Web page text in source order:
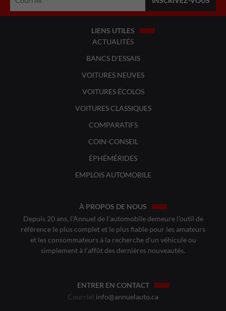
LIENS UTILES
ACTUALITÉS
BANCS D'ESSAIS
VOITURES NEUVES
VOITURES ÉCOLOS
VOITURES CLASSIQUES
COMPARATIFS
COIN-CONSEIL
ÉPHÉMÉRIDES
EMPLOIS AUTOMOBILE
À PROPOS DE NOUS
Depuis 20 ans, l’Annuel de l’automobile demeure l’outil de
référence le plus complet et le plus fiable pour les amateurs
et les consommateurs à la recherche d’un véhicule ou
simplement à l’affût des dernières nouveautés.
ENTRER EN CONTACT
Courriel info@annuelauto.ca